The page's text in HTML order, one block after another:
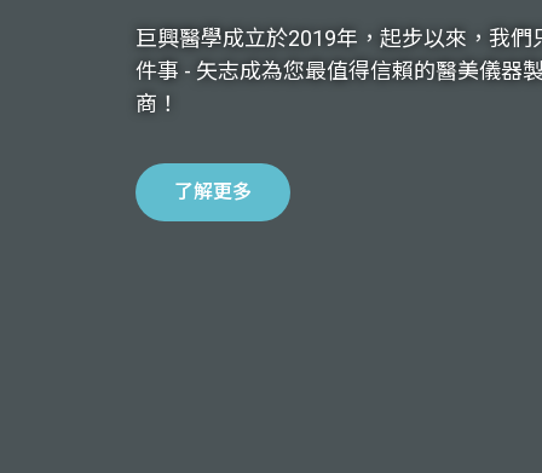
巨興醫學成立於2019年，起步以來，我們
件事 - 矢志成為您最值得信賴的醫美儀器
商！
了解更多